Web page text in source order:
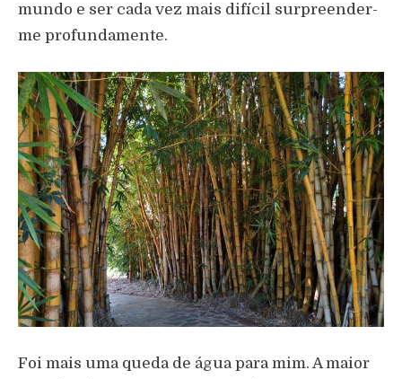
mundo e ser cada vez mais difícil surpreender-
me profundamente.
Foi mais uma queda de água para mim. A maior